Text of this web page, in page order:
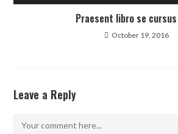
Praesent libro se
October 19, 2016
Leave a Reply
Comment